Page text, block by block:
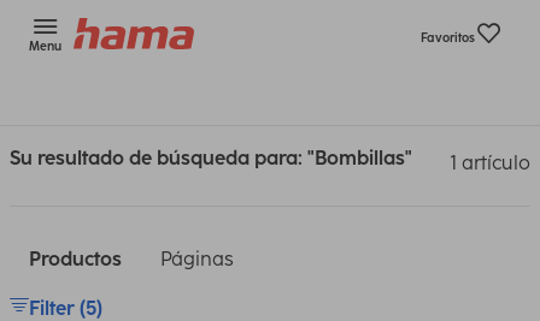
Menu
Favoritos
Su resultado de búsqueda para: "Bombillas" 1 artículo
Productos Páginas
Filter (5)